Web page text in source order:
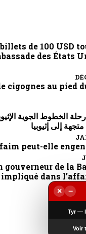
de 100 USD
des États
cigognes au pied
إلى إثيوبيا
peut-elle
gouverneur de la
impliqué dans
−
×
Voir